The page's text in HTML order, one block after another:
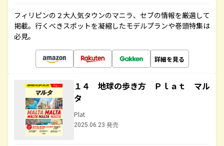
フィリピンの２大人気タウンのマニラ、セブの情報を厳選して
掲載。行くべきスポットを凝縮したモデルプランや巻頭特集は
必見。
詳細を見る
１４ 地球の歩き方 Ｐｌａｔ マル
タ
Plat
2025.06.23 発売